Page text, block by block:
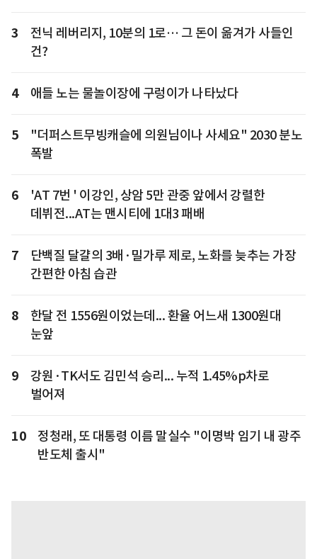
3
전닉 레버리지, 10분의 1로… 그 돈이 옮겨가 사들인
건?
4 애들 노는 물놀이장에 구렁이가 나타났다
5
"더퍼스트무빙캐슬에 의원님이나 사세요" 2030 분노
폭발
6
'AT 7번 ' 이강인, 상암 5만 관중 앞에서 강렬한
데뷔전...AT는 맨시티에 1대3 패배
7
단백질 달걀의 3배·밀가루 제로, 노화를 늦추는 가장
간편한 아침 습관
8
한달 전 1556원이었는데... 환율 어느새 1300원대
눈앞
9
강원·TK서도 김민석 승리... 누적 1.45%p차로
벌어져
10
정청래, 또 대통령 이름 말실수 "이명박 임기 내 광주
반도체 출시"